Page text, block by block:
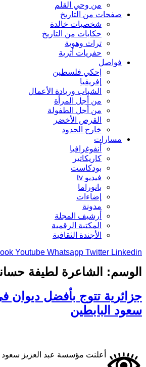
من وحي القلم
صفحات من التاريخ
شخصيات خالدة
حكايات من التاريخ
تراث وهوية
حفريات أثرية
فواصل
إحكي فلسطين
إفريقيا
الشباب وريادة الأعمال
من أجل المرأة
من أجل الطفولة
القرص الأخضر
خارج الحدود
مسارات
أنفوغرافيا
كاريكاتير
بودكاست
فيديو tv
بانوراما
إضاءات
مدونة
أرشيف المجلة
المكتبة الرقمية
الأجندة الثقافية
Youtube Whatsapp Twitter Linkedin
الوسم:
الشاعرة لطيفة
جزائرية تتوج بأفضل ديوان
سعود البابطين
أعلنت مؤسسة عبد العزيز سعود